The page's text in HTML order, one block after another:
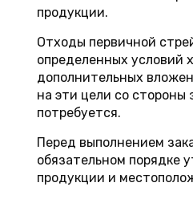
продукции.
Отходы первичной
определенных условий
дополнительных
на эти цели со стороны
потребуется.
Перед выполнением
обязательном порядке
продукции и